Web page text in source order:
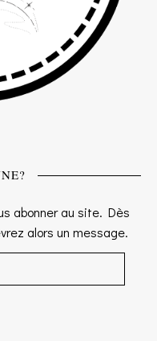
abonner au site. Dès
alors un message.